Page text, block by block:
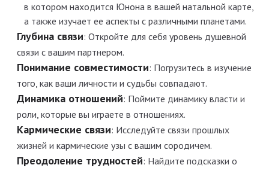
в котором находится Юнона в вашей натальной карте,
а также изучает ее аспекты с различными планетами.
Глубина связи: Откройте для себя уровень душевной
связи с вашим партнером.
Понимание совместимости: Погрузитесь в изучение
того, как ваши личности и судьбы совпадают.
Динамика отношений: Поймите динамику власти и
роли, которые вы играете в отношениях.
Кармические связи: Исследуйте связи прошлых
жизней и кармические узы с вашим сородичем.
Преодоление трудностей: Найдите подсказки о